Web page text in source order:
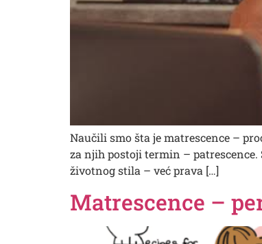
Naučili smo šta je matrescence –
za njih postoji termin – patrescence.
životnog stila – već prava […]
Matrescence –